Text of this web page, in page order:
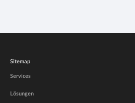
Sitemap
Services
Lösungen